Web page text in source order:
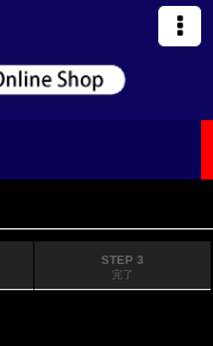
STEP 3
完了